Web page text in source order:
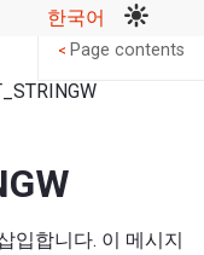
한국어
입합니다. 이 메시지
< Page contents